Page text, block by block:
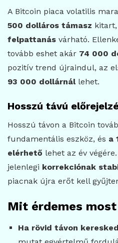
A Bitcoin piaca volatilis
500 dolláros támasz
felpattanás várható.
tovább eshet akár 74 000
pozitív trend újraindul, az
93 000 dollárnállehet.
Hosszú távú
Hosszú távon a Bitcoin
fundamentális eszköz, és a
elérhető lehet az év
jelenlegi korrekciónak
piacnak újra erőt kell
Mit érdemes
Ha rövid távon